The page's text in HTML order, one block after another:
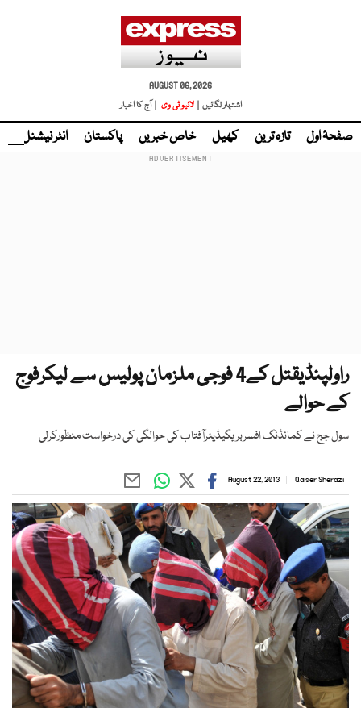
AUGUST 06, 2026
اشتہار لگائیں |
لائیو ٹی وی | آج کا اخبار
صفحۂ اول تازہ ترین کھیل خاص خبریں پاکستان انٹر نیشنل
راولپنڈیقتل کے4 فوجی ملزمان پولیس سے لیکرفوج
کے حوالے
سول جج نے کمانڈنگ افسربریگیڈیئرآفتاب کی حوالگی کی درخواست منظورکرلی
Qaiser Sherazi
August 22, 2013